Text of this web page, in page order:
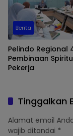
Berita
Pelindo Regional
Pembinaan
Pekerja
Tinggalkan
Alamat email
wajib ditandai *